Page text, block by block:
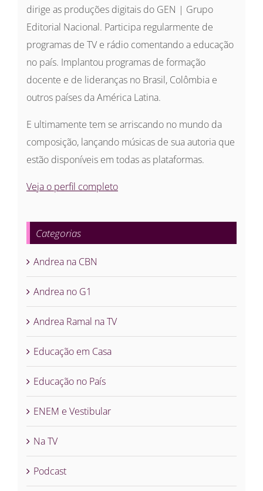
dirige as produções digitais do GEN | Grupo
Editorial Nacional. Participa regularmente de
programas de TV e rádio comentando a educação
no país. Implantou programas de formação
docente e de lideranças no Brasil, Colômbia e
outros países da América Latina.
E ultimamente tem se arriscando no mundo da
composição, lançando músicas de sua autoria que
estão disponíveis em todas as plataformas.
Veja o perfil completo
Categorias
Andrea na CBN
Andrea no G1
Andrea Ramal na TV
Educação em Casa
Educação no País
ENEM e Vestibular
Na TV
Podcast